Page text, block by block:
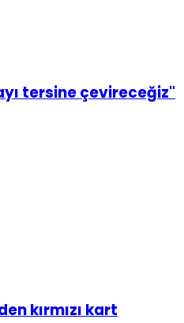
tersine çevireceğiz"
kırmızı kart